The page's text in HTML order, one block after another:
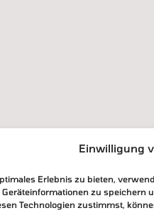
Einwilligung
Erlebnis zu bieten,
Geräteinformationen zu speichern
Technologien zustimmst,